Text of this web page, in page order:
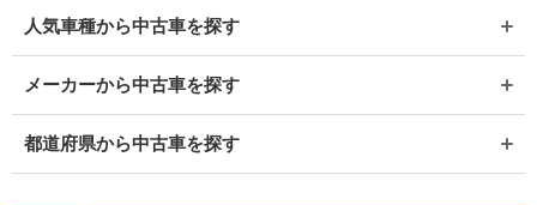
人気車種から中古車を探す
メーカーから中古車を探す
都道府県から中古車を探す